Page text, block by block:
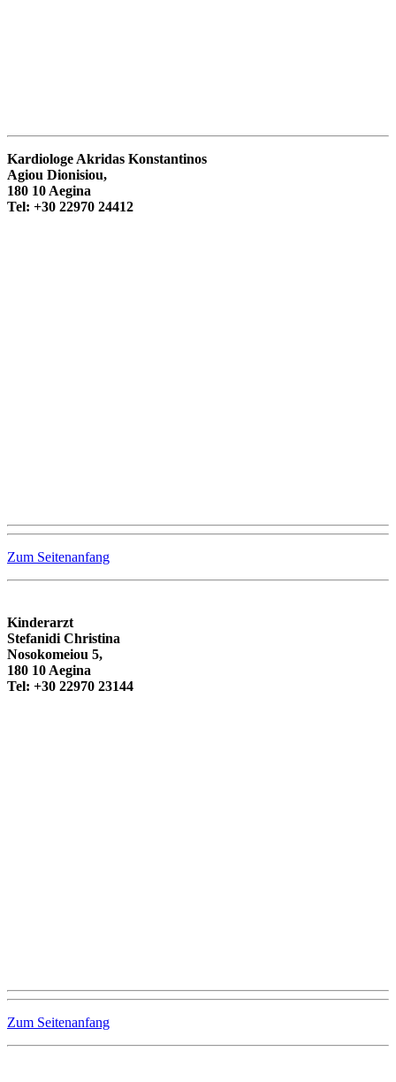
Kardiologe Akridas Konstantinos
Agiou Dionisiou,
180 10 Aegina
Tel: +30 22970 24412
Zum Seitenanfang
Kinderarzt
Stefanidi Christina
Nosokomeiou 5,
180 10 Aegina
Tel: +30 22970 23144
Zum Seitenanfang